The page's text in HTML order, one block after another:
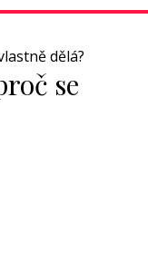
dělá?
se